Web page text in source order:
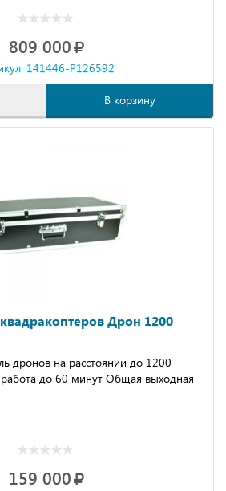
809 000
141446-P126592
В корзину
Дрон 1200
дронов на расстоянии до 1200
до 60 минут Общая выходная
159 000